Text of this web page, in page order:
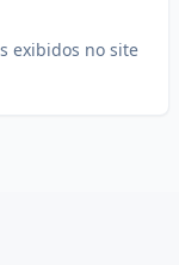
exibidos no site